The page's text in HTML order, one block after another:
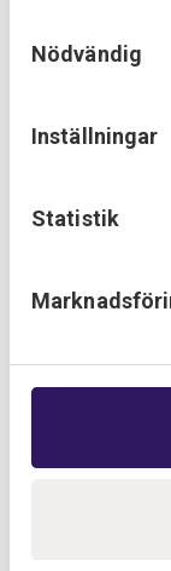
Nödvändig
Inställningar
Statistik